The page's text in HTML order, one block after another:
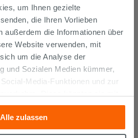
um Ihnen gezielte
die Ihren Vorlieben
außerdem die Informationen über
Website verwenden, mit
um die Analyse der
und Sozialen Medien kümmer,
Media-Funktionen und zur
die Sie ihnen geliefert haben oder
ihrer Dienste
Falls Sie mehr wissen
Alle zulassen
DIESEN ARTIKEL
KAUFTEN